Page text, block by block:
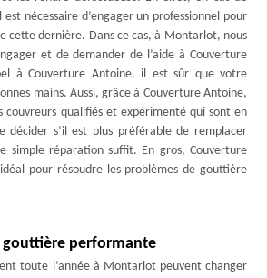
nécessaire d’engager un professionnel pour
cette dernière. Dans ce cas, à Montarlot, nous
et de demander de l’aide à Couverture
à Couverture Antoine, il est sûr que votre
mains. Aussi, grâce à Couverture Antoine,
couvreurs qualifiés et expérimenté qui sont en
décider s’il est plus préférable de remplacer
simple réparation suffit. En gros, Couverture
pour résoudre les problèmes de gouttière
performante
toute l’année à Montarlot peuvent changer